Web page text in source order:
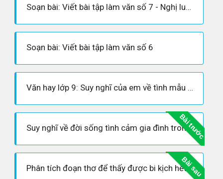
Soạn bài: Viết bài tập làm văn số 7 - Nghị luận văn học
Soạn bài: Viết bài tập làm văn số 6
Văn hay lớp 9: Suy nghĩ của em về tình mẫu tử trong đoạn trích trong lòng mẹ
Bài trước
Suy nghĩ về đời sống tình cảm gia đình trong chiến tranh qua truyện ngắn chiếc lược ngà - Văn hay
Bài sau
Phân tích đoạn thơ để thấy được bi kịch hết sức xót xa, tủi nhục của Kiều khi Hồ Tôn Hiến lừa mị Kiều